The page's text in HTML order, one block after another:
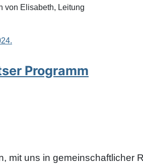
von Elisabeth, Leitung
Programm
mit uns in gemeinschaftlicher